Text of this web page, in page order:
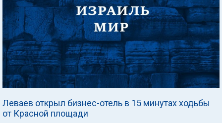
Леваев открыл бизнес-отель в 15 минутах ходьбы
от Красной площади